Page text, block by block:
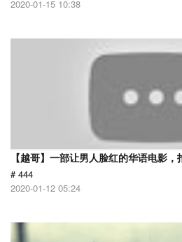
2020-01-15 10:38
【越哥】一部让男人脸红的华语电影，
# 444
2020-01-12 05:24